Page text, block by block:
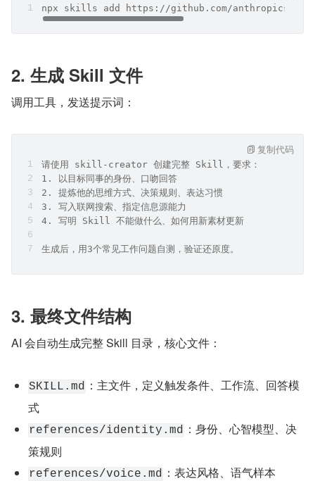
npx skills add https://github.com/
2. 生成 Skill 文件
调用工具，发送提示词：
请使用 skill-creator 创建完整 Skill，要求：
1. 以目标同事的身份、口吻回答
2. 提炼他的思维方式、决策规则、表达习惯
3. 写入联网搜索、指定信息源能力
4. 写明 Skill 不能做什么、如何用新素材更新
生成后，用3个常见工作问题自测，验证还原度。
复制代码
3. 最终文件结构
AI 会自动生成完整 Skill 目录，核心文件：
SKILL.md ：主文件，定义触发条件、工作流、回答模
式
references/identity.md ：身份、心智模型、决
策规则
references/voice.md ：表达风格、语气样本